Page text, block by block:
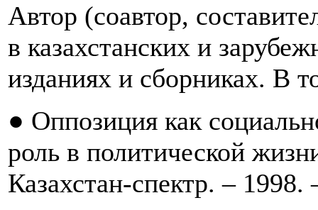
Автор (соавтор,
в казахстанских и
изданиях и сборниках. В
● Оппозиция как
роль в политической
Казахстан-спектр. –